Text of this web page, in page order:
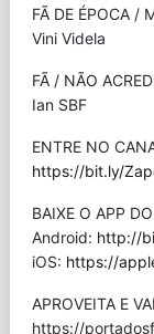
FÃ DE ÉPOCA /
Vini Videla
FÃ / NÃO
Ian SBF
ENTRE NO
https://bit.ly/
BAIXE O APP
Android: http://
iOS: https://
APROVEITA E
⁠https://